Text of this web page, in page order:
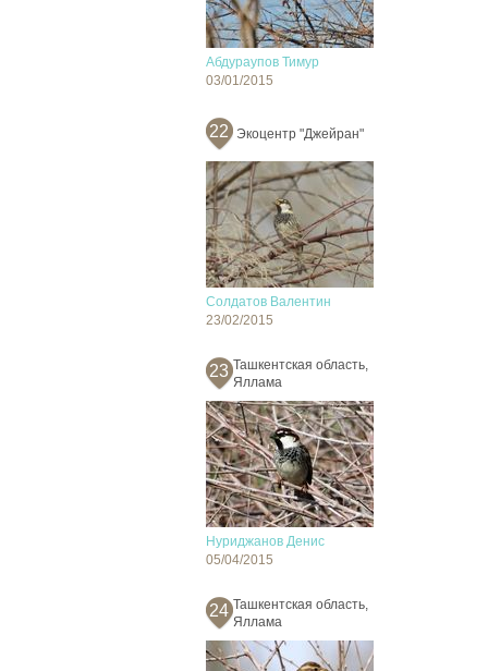
Абдураупов Тимур
03/01/2015
22 Экоцентр "Джейран"
Солдатов Валентин
23/02/2015
23 Ташкентская область,
Яллама
Нуриджанов Денис
05/04/2015
24 Ташкентская область,
Яллама